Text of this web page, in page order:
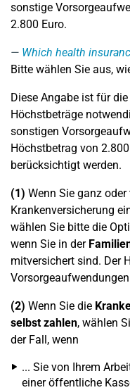
sonstige
2.800 Euro.
Which health
Bitte wählen Sie aus,
Diese Angabe ist für
Höchstbeträge
sonstigen
Höchstbetrag von
berücksichtigt werden.
(1) Wenn Sie ganz
Krankenversicherung
wählen Sie bitte die
wenn Sie in der
mitversichert sind. Der
(2) Wenn Sie die
selbst zahlen, wählen
der Fall, wenn
... Sie von Ihrem
einer öffentliche